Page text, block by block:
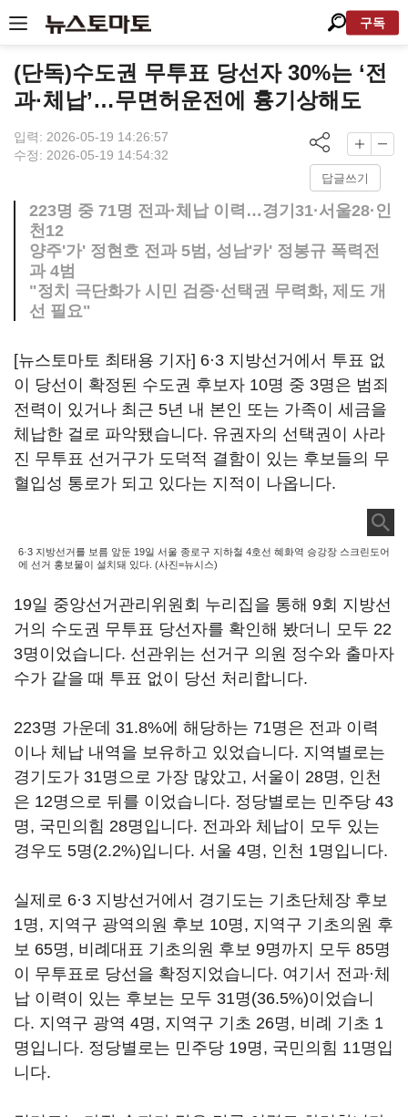
구독
(단독)수도권 무투표 당선자 30%는 ‘전
과·체납’…무면허운전에 흉기상해도
입력: 2026-05-19 14:26:57
수정: 2026-05-19 14:54:32
답글쓰기
223명 중 71명 전과·체납 이력…경기31·서울28·인
천12
양주'가' 정현호 전과 5범, 성남'카' 정봉규 폭력전
과 4범
"정치 극단화가 시민 검증·선택권 무력화, 제도 개
선 필요"
[뉴스토마토 최태용 기자] 6·3 지방선거에서 투표 없
이 당선이 확정된 수도권 후보자 10명 중 3명은 범죄
전력이 있거나 최근 5년 내 본인 또는 가족이 세금을
체납한 걸로 파악됐습니다. 유권자의 선택권이 사라
진 무투표 선거구가 도덕적 결함이 있는 후보들의 무
혈입성 통로가 되고 있다는 지적이 나옵니다.
6·3 지방선거를 보름 앞둔 19일 서울 종로구 지하철 4호선 혜화역 승강장 스크린도어
에 선거 홍보물이 설치돼 있다. (사진=뉴시스)
19일 중앙선거관리위원회 누리집을 통해 9회 지방선
거의 수도권 무투표 당선자를 확인해 봤더니 모두 22
3명이었습니다. 선관위는 선거구 의원 정수와 출마자
수가 같을 때 투표 없이 당선 처리합니다.
223명 가운데 31.8%에 해당하는 71명은 전과 이력
이나 체납 내역을 보유하고 있었습니다. 지역별로는
경기도가 31명으로 가장 많았고, 서울이 28명, 인천
은 12명으로 뒤를 이었습니다. 정당별로는 민주당 43
명, 국민의힘 28명입니다. 전과와 체납이 모두 있는
경우도 5명(2.2%)입니다. 서울 4명, 인천 1명입니다.
실제로 6·3 지방선거에서 경기도는 기초단체장 후보
1명, 지역구 광역의원 후보 10명, 지역구 기초의원 후
보 65명, 비례대표 기초의원 후보 9명까지 모두 85명
이 무투표로 당선을 확정지었습니다. 여기서 전과·체
납 이력이 있는 후보는 모두 31명(36.5%)이었습니
다. 지역구 광역 4명, 지역구 기초 26명, 비례 기초 1
명입니다. 정당별로는 민주당 19명, 국민의힘 11명입
니다.